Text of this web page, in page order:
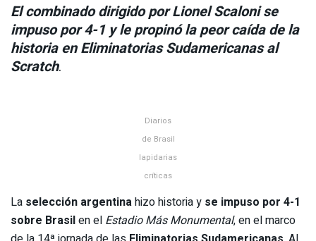
El combinado dirigido por Lionel Scaloni se
impuso por 4-1 y le propinó la peor caída de la
historia en Eliminatorias Sudamericanas al
Scratch.
Diarios
de Brasil
lapidarias
críticas
La selección argentinahizo historia y se impuso por 4-1
sobre Brasilen el Estadio Más Monumental, en el marco